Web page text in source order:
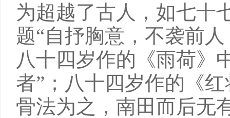
为超越了古人，如七十
题“自抒胸意，不袭前
八十四岁作的《雨荷》
者”；八十四岁作的《
骨法为之，南田而后无